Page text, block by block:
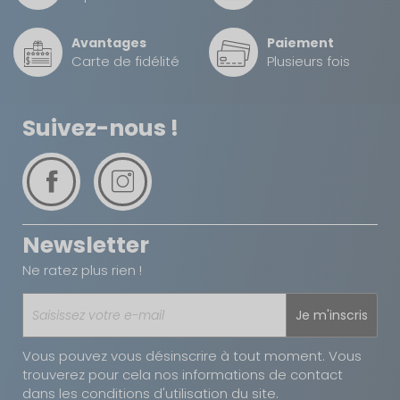
Avantages
Carte de fidélité
Paiement
Plusieurs fois
Suivez-nous !
Newsletter
Ne ratez plus rien !
Je m'inscris
Vous pouvez vous désinscrire à tout moment. Vous
trouverez pour cela nos informations de contact
dans les conditions d'utilisation du site.